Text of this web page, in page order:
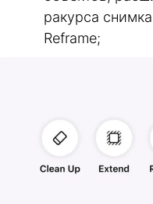
ракурса
Reframe;